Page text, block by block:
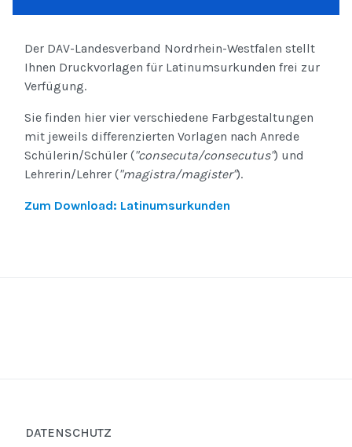
Der DAV-Landesverband Nordrhein-Westfalen stellt
Ihnen Druckvorlagen für Latinumsurkunden frei zur
Verfügung.
Sie finden hier vier verschiedene Farbgestaltungen
mit jeweils differenzierten Vorlagen nach Anrede
Schülerin/Schüler ("consecuta/consecutus") und
Lehrerin/Lehrer ("magistra/magister").
Zum Download: Latinumsurkunden
DATENSCHUTZ